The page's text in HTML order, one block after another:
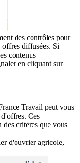
des contrôles pour
diffusées. Si
contenus
en cliquant sur
Travail peut vous
Ces
des critères que vous
d'ouvrier agricole,